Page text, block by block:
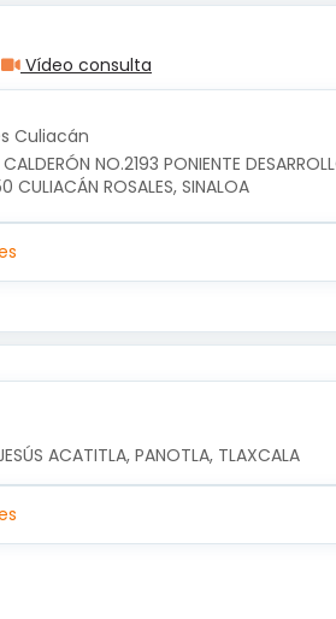
Vídeo consulta
Culiacán
NO.2193 PONIENTE
CULIACÁN ROSALES, SINALOA
ACATITLA, PANOTLA, TLAXCALA